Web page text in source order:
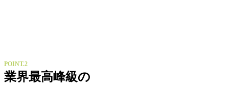
POINT.2
業界最高峰級の